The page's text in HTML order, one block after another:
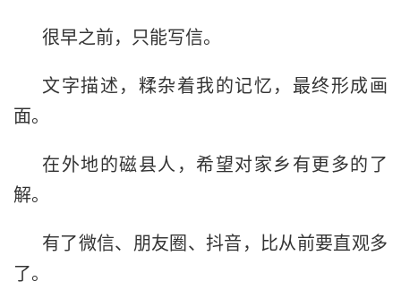
很早之前，只能写信。
文字描述，糅杂着我的记忆，最终形成画
面。
在外地的磁县人，希望对家乡有更多的了
解。
有了微信、朋友圈、抖音，比从前要直观多
了。